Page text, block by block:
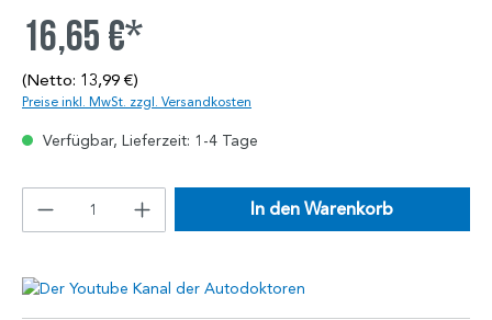
16,65 €*
(Netto: 13,99 €)
Preise inkl. MwSt. zzgl. Versandkosten
Verfügbar, Lieferzeit: 1-4 Tage
In den Warenkorb